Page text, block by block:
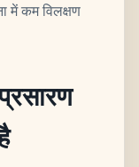
में कम विलक्षण